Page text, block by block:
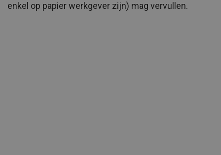
enkel op papier werkgever zijn) mag vervullen.